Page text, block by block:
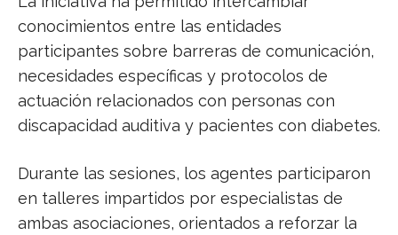
conocimientos entre las entidades
participantes sobre barreras de comunicación,
necesidades específicas y protocolos de
actuación relacionados con personas con
discapacidad auditiva y pacientes con diabetes.
Durante las sesiones, los agentes participaron
en talleres impartidos por especialistas de
ambas asociaciones, orientados a reforzar la